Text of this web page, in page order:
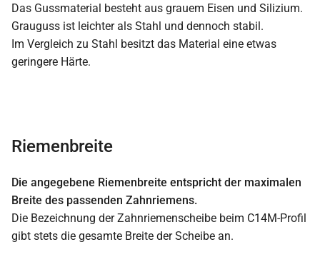
Das Gussmaterial besteht aus grauem Eisen und Silizium.
Grauguss ist leichter als Stahl und dennoch stabil.
Im Vergleich zu Stahl besitzt das Material eine etwas
geringere Härte.
Riemenbreite
Die angegebene Riemenbreite entspricht der maximalen
Breite des passenden Zahnriemens.
Die Bezeichnung der Zahnriemenscheibe beim C14M-Profil
gibt stets die gesamte Breite der Scheibe an.